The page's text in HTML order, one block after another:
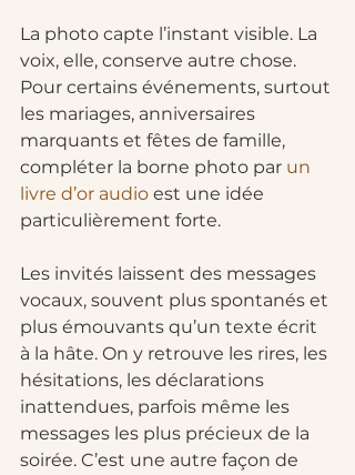
La photo capte l’instant visible. La
voix, elle, conserve autre chose.
Pour certains événements, surtout
les mariages, anniversaires
marquants et fêtes de famille,
compléter la borne photo par un
livre d’or audio est une idée
particulièrement forte.
Les invités laissent des messages
vocaux, souvent plus spontanés et
plus émouvants qu’un texte écrit
à la hâte. On y retrouve les rires, les
hésitations, les déclarations
inattendues, parfois même les
messages les plus précieux de la
soirée. C’est une autre façon de